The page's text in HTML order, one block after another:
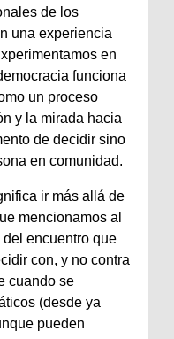
de los
una experiencia
en
funciona
un proceso
y la mirada hacia
de decidir sino
en comunidad.
ir más allá de
mencionamos al
encuentro que
con, y no contra
cuando se
(desde ya
pueden